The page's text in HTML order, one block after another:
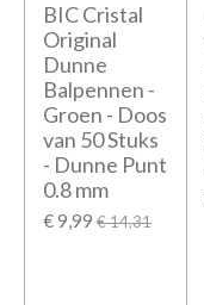
BIC Cristal
Original
Dunne
Balpennen -
Groen - Doos
van 50 Stuks
- Dunne Punt
0.8 mm
€ 9,99 € 14,31